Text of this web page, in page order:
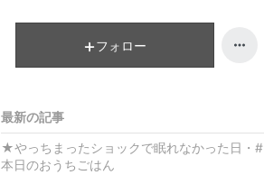
フォロー
最新の記事
★やっちまったショックで眠れなかった日・#
本日のおうちごはん